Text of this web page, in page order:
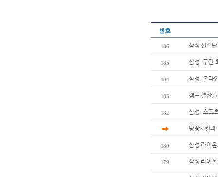
번호
186 삼성 선수
185 삼성, 구단
184 삼성, 온라
183 캠프 결산,
182 삼성, 스포
땅땅치킨과
180 삼성 라이
179 삼성 라이